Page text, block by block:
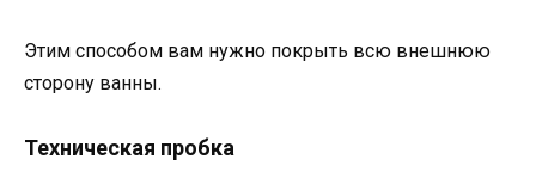
Этим способом вам нужно покрыть всю внешнюю
сторону ванны.
Техническая пробка